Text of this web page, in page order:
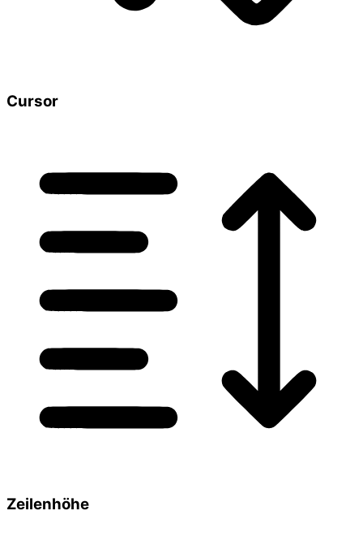
Cursor
Zeilenhöhe